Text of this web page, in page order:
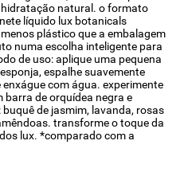
natural. o formato
líquido lux botanicals
plástico que a embalagem
numa escolha inteligente para
de uso: aplique uma pequena
espalhe suavemente
com água. experimente
de orquídea negra e
de jasmim, lavanda, rosas
transforme o toque da
lux. *comparado com a